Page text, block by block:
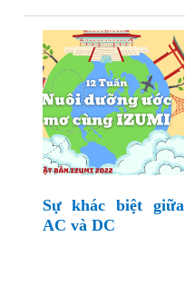
Sự khác biệt giữa
AC và DC